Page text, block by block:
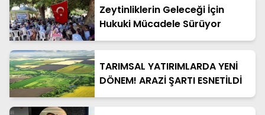
Zeytinliklerin Geleceği İçin
Hukuki Mücadele Sürüyor
TARIMSAL YATIRIMLARDA YENİ
DÖNEM! ARAZİ ŞARTI ESNETİLDİ